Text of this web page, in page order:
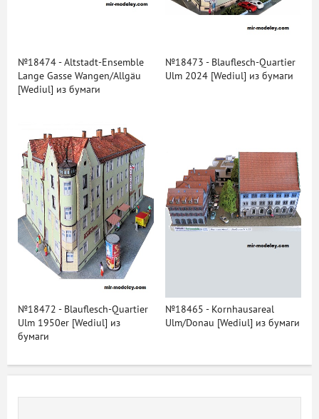
№18474 - Altstadt-Ensemble
Lange Gasse Wangen/Allgäu
[Wediul] из бумаги
№18473 - Blauflesch-Quartier
Ulm 2024 [Wediul] из бумаги
№18472 - Blauflesch-Quartier
Ulm 1950er [Wediul] из
бумаги
№18465 - Kornhausareal
Ulm/Donau [Wediul] из бумаги